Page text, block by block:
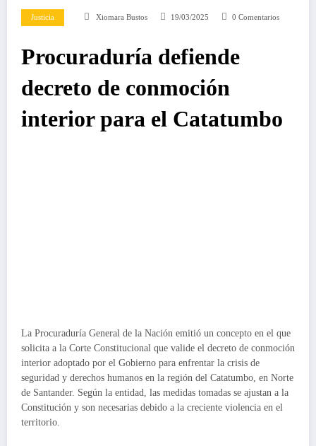
Justicia Xiomara Bustos 19/03/2025 0 Comentarios
Procuraduría defiende
decreto de conmoción
interior para el Catatumbo
La Procuraduría General de la Nación emitió un concepto en el que
solicita a la Corte Constitucional que valide el decreto de conmoción
interior adoptado por el Gobierno para enfrentar la crisis de
seguridad y derechos humanos en la región del Catatumbo, en Norte
de Santander. Según la entidad, las medidas tomadas se ajustan a la
Constitución y son necesarias debido a la creciente violencia en el
territorio.